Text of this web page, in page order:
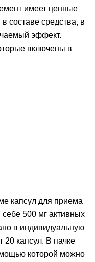
имеет ценные
составе средства, в
эффект.
включены в
капсул для приема
500 мг активных
в индивидуальную
20 капсул. В пачке
которой можно